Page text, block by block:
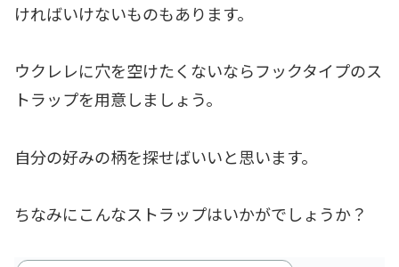
ければいけないものもあります。
ウクレレに穴を空けたくないならフックタイプのス
トラップを用意しましょう。
自分の好みの柄を探せばいいと思います。
ちなみにこんなストラップはいかがでしょうか？